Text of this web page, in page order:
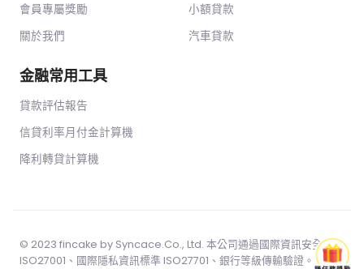
會員專屬獎勵
關於我們
小額貸款
汽車貸款
金融常用工具
貸款評估報告
信貸利率月付金計算機
降利轉貸計算機
© 2023 fincake by Syncace.Co., Ltd. 本公司通過國際資訊安全標準
ISO27001、國際隱私資訊標準 ISO27701、銀行等級傳輸驗證。 本網